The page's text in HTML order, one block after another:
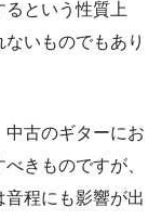
という性質上
ないものでもあり
古のギターにお
きものですが、
程にも影響が出